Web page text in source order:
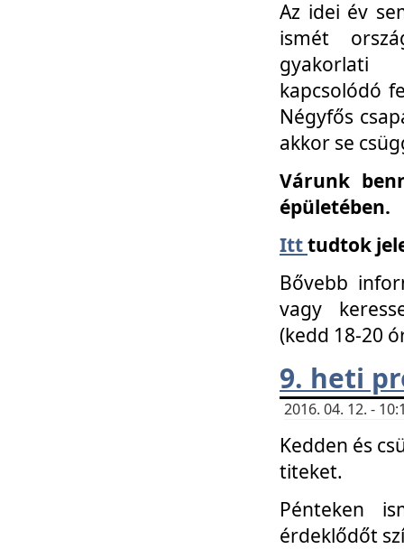
Az idei év
ismét
gyakorlati
kapcsolódó
Négyfős
akkor se
Várunk
épületében.
Itttudtok
Bővebb
vagy
(kedd 18-20
9. heti
2016. 04. 12. -
Kedden és
titeket.
Pénteken
érdeklődőt